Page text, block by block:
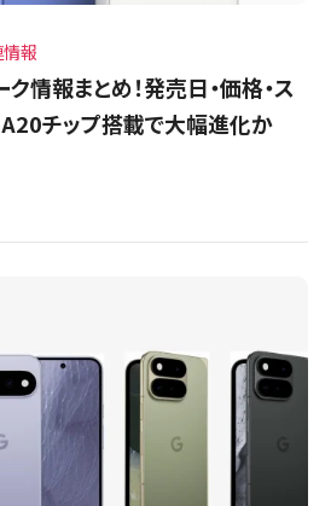
報
情報まとめ！発売日・価格・ス
チップ搭載で大幅進化か